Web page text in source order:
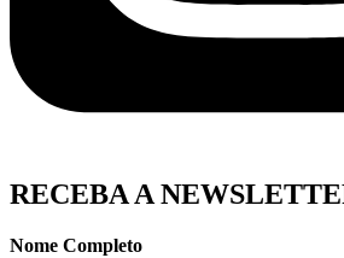
RECEBA A
Nome Completo